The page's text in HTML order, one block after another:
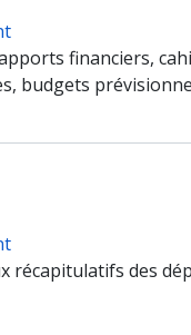
financiers,
budgets
récapitulatifs des